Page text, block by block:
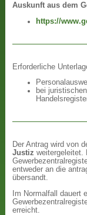
Auskunft aus dem
https://
Erforderliche
bei
Der Antrag wird von
Justiz weitergeleitet.
entweder an die
übersandt.
Im Normalfall dauert
erreicht.